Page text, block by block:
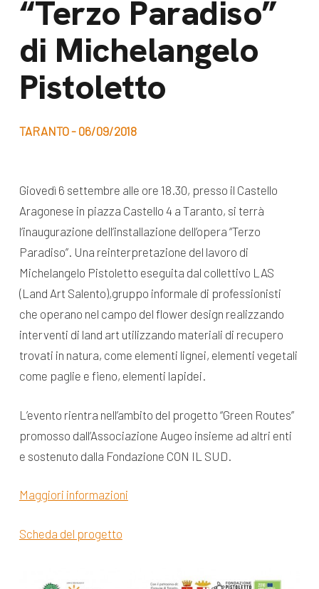
“Terzo Paradiso”
di Michelangelo
Pistoletto
TARANTO - 06/09/2018
Giovedì 6 settembre alle ore 18.30, presso il Castello
Aragonese in piazza Castello 4 a Taranto, si terrà
l’inaugurazione dell’installazione dell’opera “Terzo
Paradiso”. Una reinterpretazione del lavoro di
Michelangelo Pistoletto eseguita dal collettivo LAS
(Land Art Salento),gruppo informale di professionisti
che operano nel campo del flower design realizzando
interventi di land art utilizzando materiali di recupero
trovati in natura, come elementi lignei, elementi vegetali
come paglie e fieno, elementi lapidei.
L’evento rientra nell’ambito del progetto “Green Routes”
promosso dall’Associazione Augeo insieme ad altri enti
e sostenuto dalla Fondazione CON IL SUD.
Maggiori informazioni
Scheda del progetto
Lavora con noi
Bilancio di
missione
News e
appuntamenti
Appuntamenti
dal Sud
Campagne
Libri e
e blog progetti
Seguici sui social: